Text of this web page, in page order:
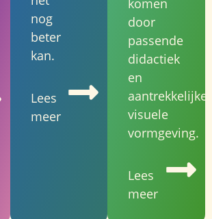
nog
beter
kan.
Lees
meer
komen
door
passende
didactiek
en
aantrekkelijke
visuele
vormgeving.
Lees
meer